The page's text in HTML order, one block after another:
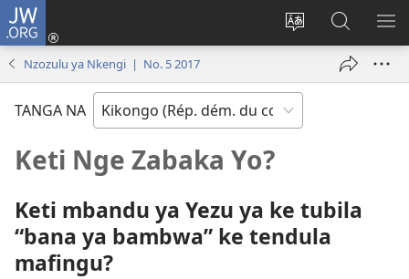
JW.ORG
Soba
site
yai
Kukota
(ke
ya
mpa)
Kusosa
na
JW.ORG
Nzozulu ya Nkengi | No. 5 2017
TANGA NA
Keti Nge Zabaka Yo?
Keti mbandu ya Yezu ya ke tubila
“bana ya bambwa” ke tendula
mafingu?